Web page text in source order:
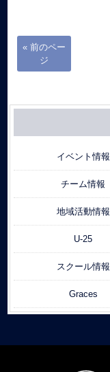
« 前のペー
ジ
イベント情報
チーム情報
地域活動情報
U-25
スクール情報
Graces